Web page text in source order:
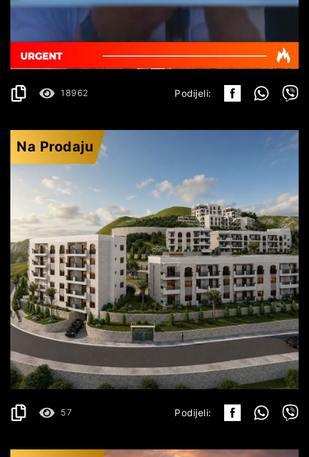
169.000€
53 m2
18962 Podijeli:
Na Prodaju
BUDVA
171.972€
47.77 m
DETALJI
57 Podijeli: